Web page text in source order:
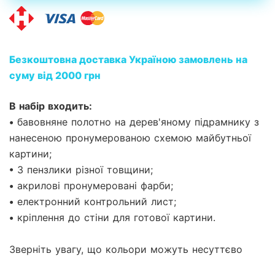
Безкоштовна доставка Україною замовлень на
суму від 2000 грн
В набір входить:
• бавовняне полотно на дерев'яному підрамнику з
нанесеною пронумерованою схемою майбутньої
картини;
• 3 пензлики різної товщини;
• акрилові пронумеровані фарби;
• електронний контрольний лист;
• кріплення до стіни для готової картини.
Зверніть увагу, що кольори можуть несуттєво